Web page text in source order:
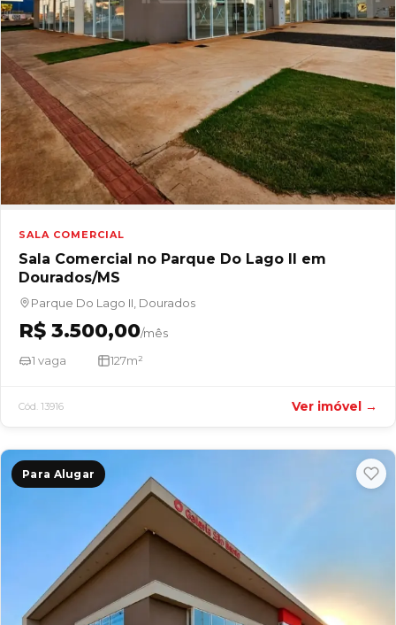
SALA COMERCIAL
Sala Comercial no Parque Do Lago II em
Dourados/MS
Parque Do Lago II, Dourados
R$ 3.500,00/mês
1 vaga
127m²
Cód. 13916 Ver imóvel →
Para Alugar